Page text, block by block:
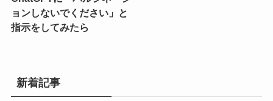
ョンしないでください」と
指示をしてみたら
新着記事